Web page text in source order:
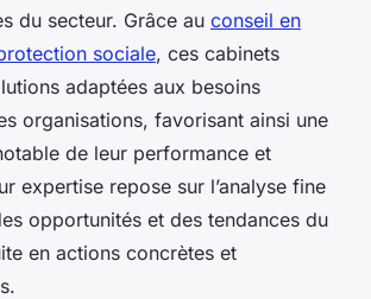
du secteur. Grâce au conseil en
sociale, ces cabinets
adaptées aux besoins
organisations, favorisant ainsi une
de leur performance et
expertise repose sur l’analyse fine
opportunités et des tendances du
en actions concrètes et